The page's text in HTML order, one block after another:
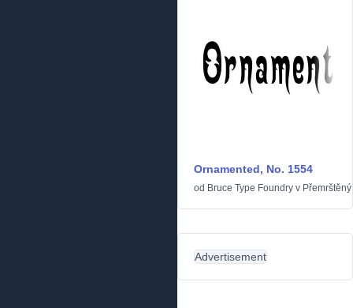
Ornamented, No. 1554
od Bruce Type Foundry v Přemrštěný
Advertisement